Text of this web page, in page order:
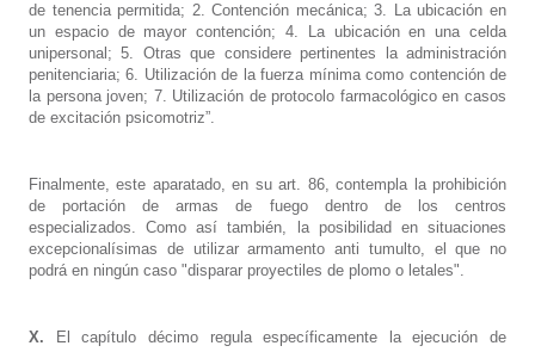
de tenencia permitida; 2. Contención mecánica; 3. La ubicación en
un espacio de mayor contención; 4. La ubicación en una celda
unipersonal; 5. Otras que considere pertinentes la administración
penitenciaria; 6. Utilización de la fuerza mínima como contención de
la persona joven; 7. Utilización de protocolo farmacológico en casos
de excitación psicomotriz”.
Finalmente, este aparatado, en su art. 86, contempla la prohibición
de portación de armas de fuego dentro de los centros
especializados. Como así también, la posibilidad en situaciones
excepcionalísimas de utilizar armamento anti tumulto, el que no
podrá en ningún caso "disparar proyectiles de plomo o letales".
X.
El capítulo décimo regula específicamente la ejecución de